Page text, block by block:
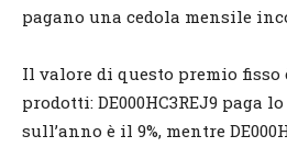
pagano una cedola mensile
Il valore di questo premio fisso
prodotti: DE000HC3REJ9 paga
sull’anno è il 9%, mentre